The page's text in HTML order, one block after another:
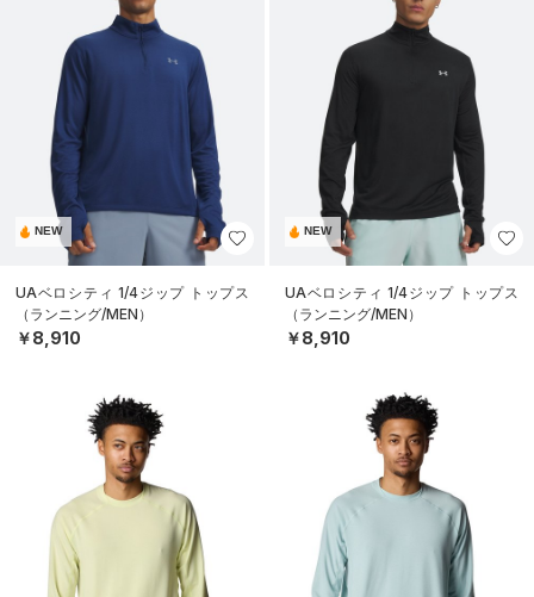
NEW
UAベロシティ 1/4ジップ トップス
（ランニング/MEN）
￥8,910
NEW
UAベロシティ 1/4ジップ トップス
（ランニング/MEN）
￥8,910